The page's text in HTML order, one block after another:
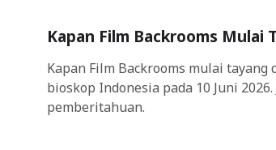
Kapan Film Backrooms Mulai
Kapan Film Backrooms mulai
bioskop Indonesia pada 10 Juni
pemberitahuan.